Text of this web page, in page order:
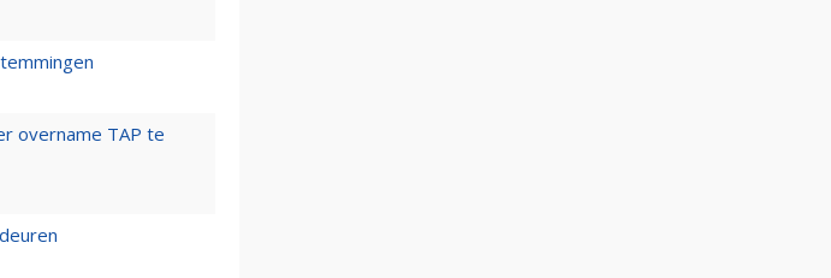
overname TAP te